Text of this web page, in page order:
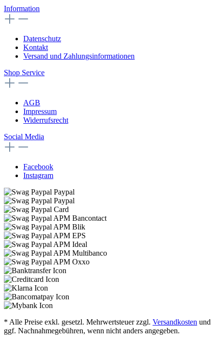
Information
Datenschutz
Kontakt
Versand und Zahlungsinformationen
Shop Service
AGB
Impressum
Widerrufsrecht
Social Media
Facebook
Instagram
* Alle Preise exkl. gesetzl. Mehrwertsteuer zzgl. Versandkosten und
ggf. Nachnahmegebühren, wenn nicht anders angegeben.